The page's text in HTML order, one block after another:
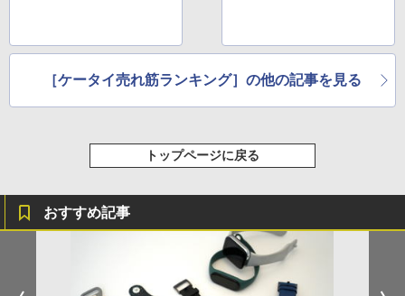
［ケータイ売れ筋ランキング］の他の記事を見る
トップページに戻る
おすすめ記事